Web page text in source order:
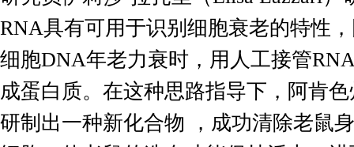
RNA具有可用于识别细胞衰老的特性
细胞DNA年老力衰时，用人工接管
成蛋白质。在这种思路指导下，阿肯
研制出一种新化合物 ，成功清除老鼠